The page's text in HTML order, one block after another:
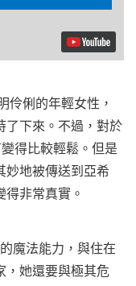
伶俐的年輕女性，
了下來。不過，對於
得比較輕鬆。但是
妙地被傳送到亞希
非常真實。
魔法能力，與住在
，她還要與極其危